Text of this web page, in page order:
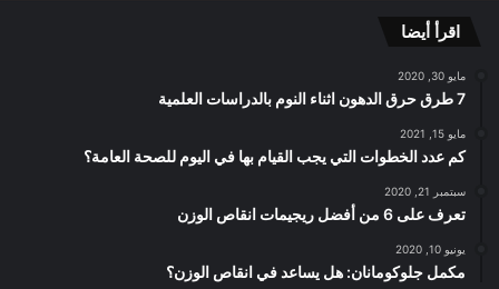
اقرأ أيضا
مايو 30, 2020
7 طرق حرق الدهون اثناء النوم بالدراسات العلمية
مايو 15, 2021
كم عدد الخطوات التي يجب القيام بها في اليوم للصحة العامة؟
سبتمبر 21, 2020
تعرف على 6 من أفضل ريجيمات انقاص الوزن
يونيو 10, 2020
مكمل جلوكومانان: هل يساعد في انقاص الوزن؟